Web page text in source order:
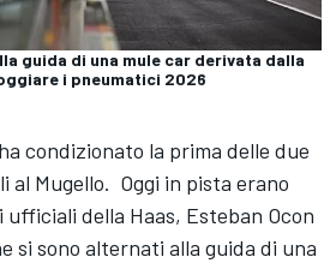
guida di una mule car derivata dalla
i pneumatici 2026
condizionato la prima delle due
al Mugello. Oggi in pista erano
della Haas, Esteban Ocon
si sono alternati alla guida di una